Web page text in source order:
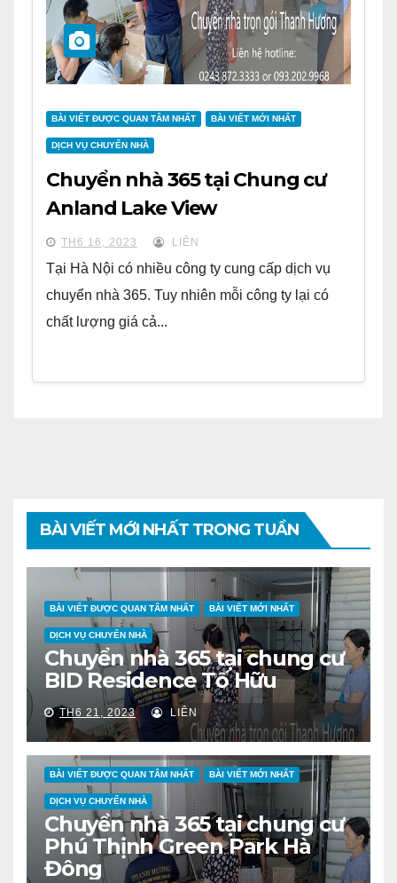
BÀI VIẾT ĐƯỢC QUAN TÂM NHẤT BÀI VIẾT MỚI NHẤT
DỊCH VỤ CHUYỂN NHÀ
Chuyển nhà 365 tại Chung cư
Anland Lake View
TH6 16, 2023 LIÊN
Tại Hà Nội có nhiều công ty cung cấp dịch vụ
chuyển nhà 365. Tuy nhiên mỗi công ty lại có
chất lượng giá cả...
BÀI VIẾT MỚI NHẤT TRONG TUẦN
BÀI VIẾT ĐƯỢC QUAN TÂM NHẤT BÀI VIẾT MỚI NHẤT
DỊCH VỤ CHUYỂN NHÀ
Chuyển nhà 365 tại chung cư
BID Residence Tố Hữu
TH6 21, 2023 LIÊN
BÀI VIẾT ĐƯỢC QUAN TÂM NHẤT BÀI VIẾT MỚI NHẤT
DỊCH VỤ CHUYỂN NHÀ
Chuyển nhà 365 tại chung cư
Phú Thịnh Green Park Hà
Đông